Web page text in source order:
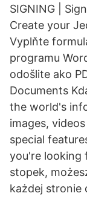
SIGNING |
Create your
Vyplňte
programu
odošlite ako
Documents
the world's
images,
special
you're looking
stopek,
każdej stronie